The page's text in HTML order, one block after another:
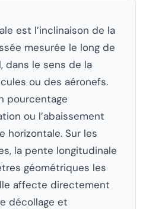
est l’inclinaison de la
mesurée le long de
dans le sens de la
ou des aéronefs.
pourcentage
ou l’abaissement
horizontale. Sur les
la pente longitudinale
géométriques les
affecte directement
décollage et